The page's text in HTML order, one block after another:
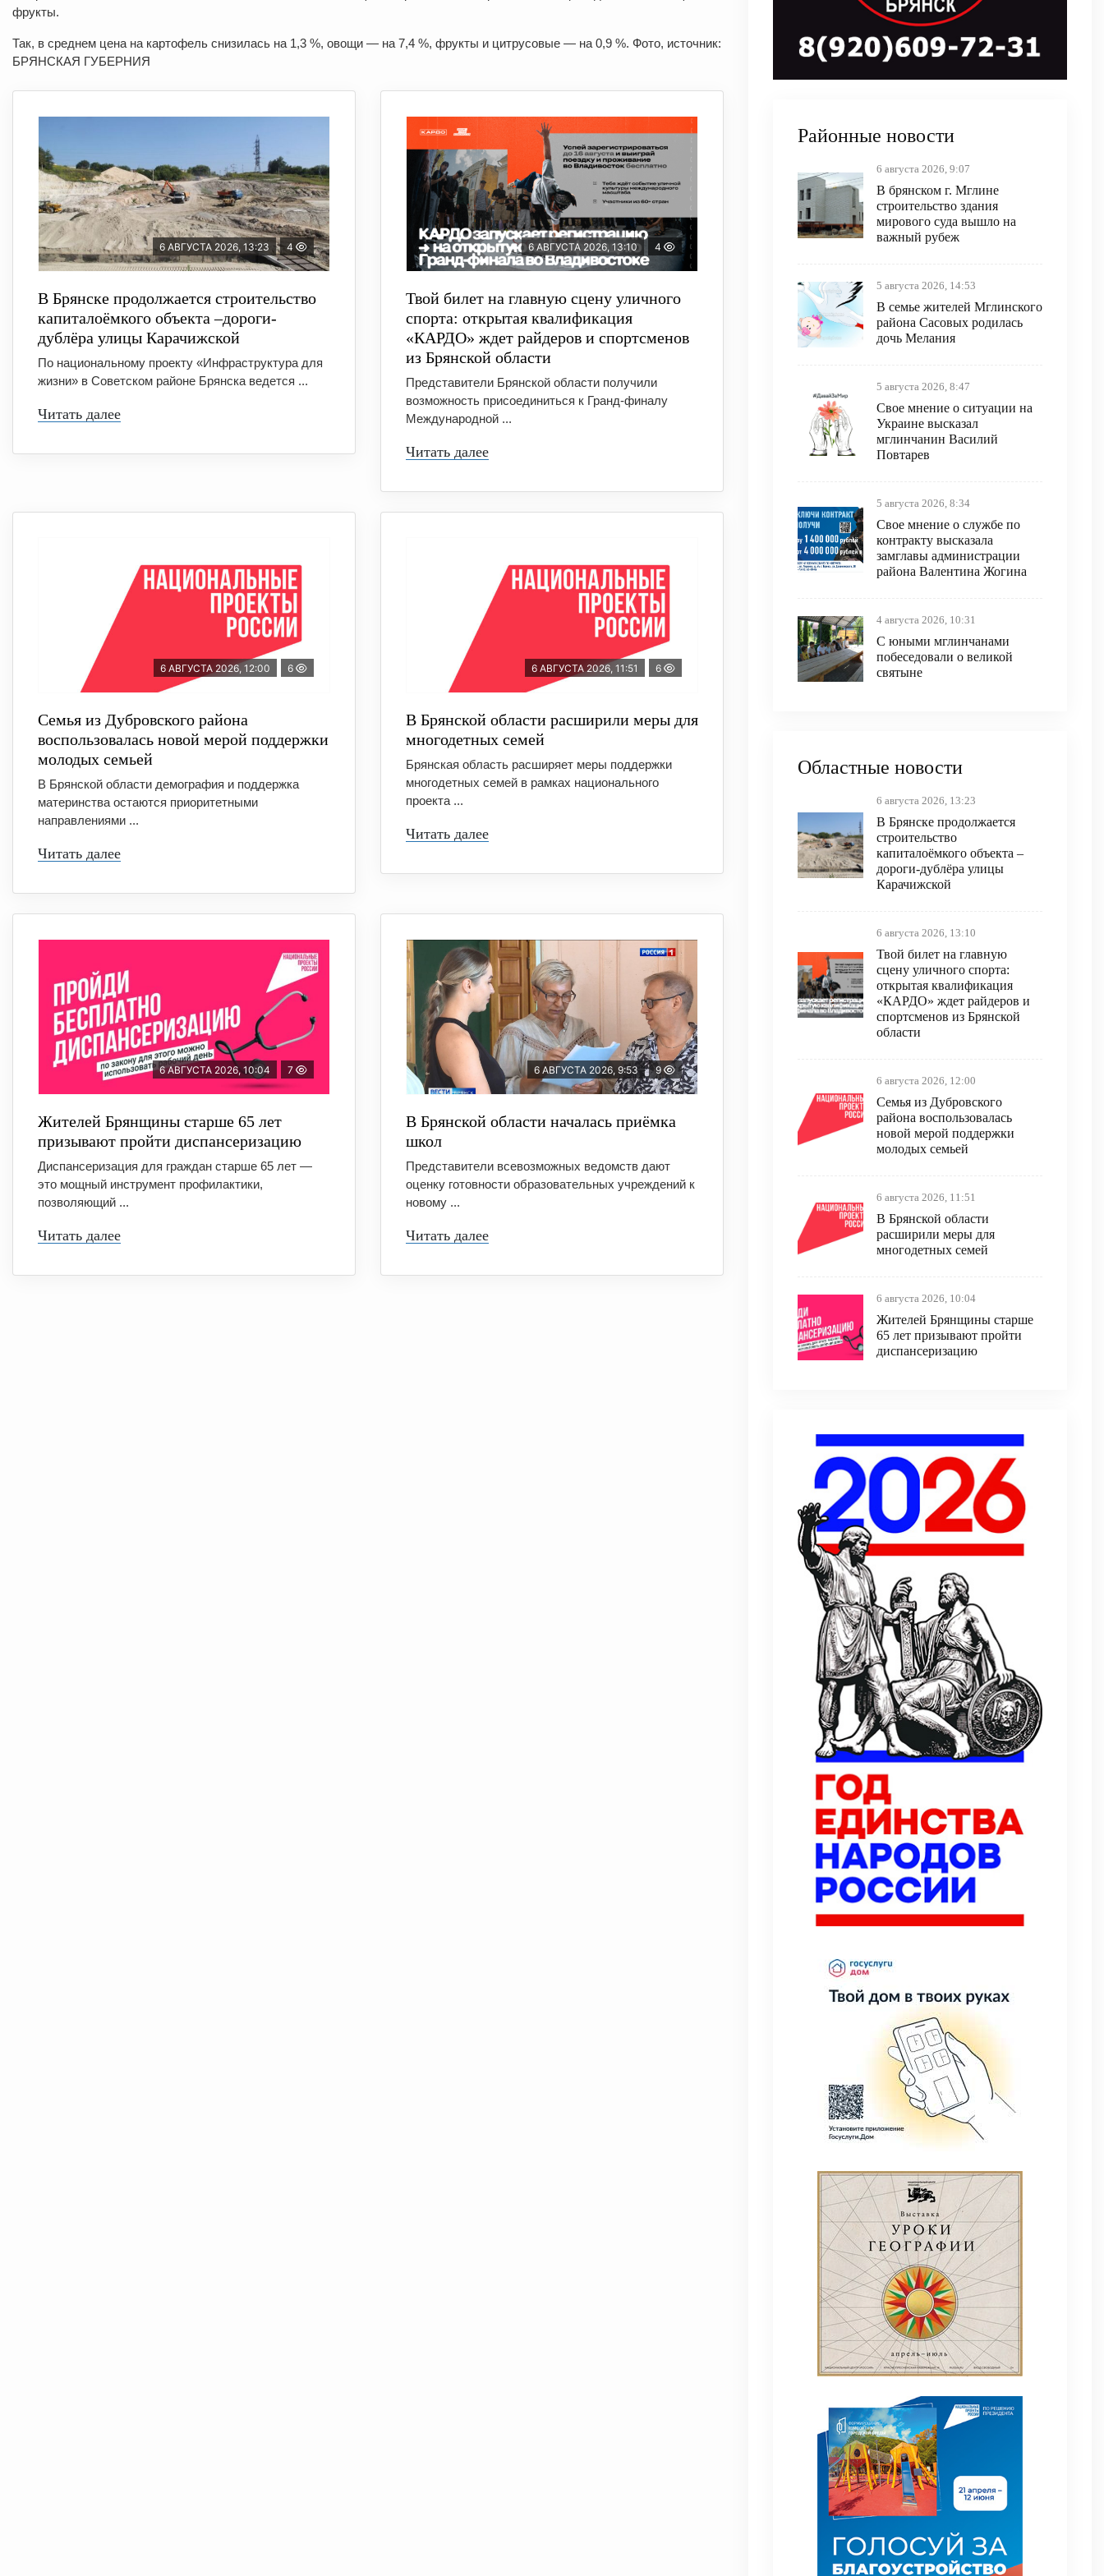
фрукты.
Так, в среднем цена на картофель снизилась на 1,3 %, овощи — на 7,4 %, фрукты и цитрусовые — на 0,9 %. Фото, источник:
БРЯНСКАЯ ГУБЕРНИЯ
6 АВГУСТА 2026, 13:23 4
В Брянске продолжается строительство
капиталоёмкого объекта –дороги-
дублёра улицы Карачижской
По национальному проекту «Инфраструктура для
жизни» в Советском районе Брянска ведется ...
Читать далее
6 АВГУСТА 2026, 13:10 4
Твой билет на главную сцену уличного
спорта: открытая квалификация
«КАРДО» ждет райдеров и спортсменов
из Брянской области
Представители Брянской области получили
возможность присоединиться к Гранд-финалу
Международной ...
Читать далее
6 АВГУСТА 2026, 12:00 6
Семья из Дубровского района
воспользовалась новой мерой поддержки
молодых семьей
В Брянской области демография и поддержка
материнства остаются приоритетными
направлениями ...
Читать далее
6 АВГУСТА 2026, 11:51 6
В Брянской области расширили меры для
многодетных семей
Брянская область расширяет меры поддержки
многодетных семей в рамках национального
проекта ...
Читать далее
6 АВГУСТА 2026, 10:04 7
Жителей Брянщины старше 65 лет
призывают пройти диспансеризацию
Диспансеризация для граждан старше 65 лет —
это мощный инструмент профилактики,
позволяющий ...
Читать далее
6 АВГУСТА 2026, 9:53 9
В Брянской области началась приёмка
школ
Представители всевозможных ведомств дают
оценку готовности образовательных учреждений к
новому ...
Читать далее
Районные новости
6 августа 2026, 9:07
В брянском г. Мглине
строительство здания
мирового суда вышло на
важный рубеж
5 августа 2026, 14:53
В семье жителей Мглинского
района Сасовых родилась
дочь Мелания
5 августа 2026, 8:47
Свое мнение о ситуации на
Украине высказал
мглинчанин Василий
Повтарев
5 августа 2026, 8:34
Свое мнение о службе по
контракту высказала
замглавы администрации
района Валентина Жогина
4 августа 2026, 10:31
С юными мглинчанами
побеседовали о великой
святыне
Областные новости
6 августа 2026, 13:23
В Брянске продолжается
строительство
капиталоёмкого объекта –
дороги-дублёра улицы
Карачижской
6 августа 2026, 13:10
Твой билет на главную
сцену уличного спорта:
открытая квалификация
«КАРДО» ждет райдеров и
спортсменов из Брянской
области
6 августа 2026, 12:00
Семья из Дубровского
района воспользовалась
новой мерой поддержки
молодых семьей
6 августа 2026, 11:51
В Брянской области
расширили меры для
многодетных семей
6 августа 2026, 10:04
Жителей Брянщины старше
65 лет призывают пройти
диспансеризацию